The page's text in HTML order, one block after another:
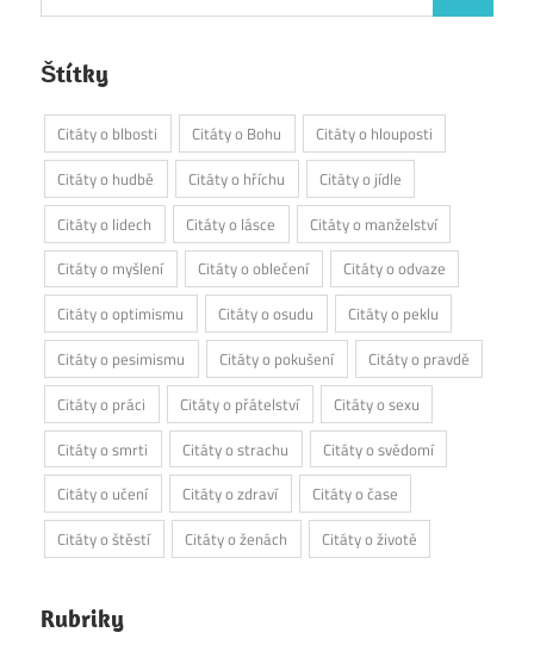
Štítky
Citáty o blbosti Citáty o Bohu
Citáty o hlouposti
Citáty o hudbě
Citáty o hříchu
Citáty o jídle
Citáty o lidech
Citáty o lásce
Citáty o manželství
Citáty o myšlení
Citáty o oblečení
Citáty o odvaze
Citáty o optimismu
Citáty o osudu
Citáty o peklu
Citáty o pesimismu
Citáty o pokušení
Citáty o pravdě
Citáty o práci
Citáty o přátelství
Citáty o sexu
Citáty o smrti
Citáty o strachu
Citáty o svědomí
Citáty o učení
Citáty o zdraví
Citáty o čase
Citáty o štěstí
Citáty o ženách Citáty o životě
Rubriky